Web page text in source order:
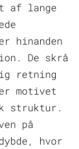
af lange
hinanden
De skrå
retning
motivet
struktur.
på
hvor